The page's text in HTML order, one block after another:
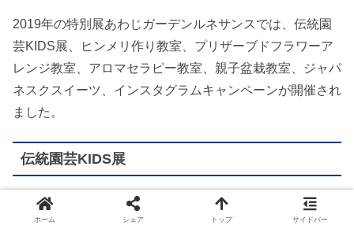
2019年の特別展あわじガーデンルネサンスでは、伝統園
芸KIDS展、ヒンメリ作り教室、プリザーブドフラワーア
レンジ教室、アロマセラピー教室、親子盆栽教室、ジャパ
ネスクスイーツ、インスタグラムキャンペーンが開催され
ました。
伝統園芸KIDS展
伝統園芸KIDS展では、２０１９年１０月２６（土）から
ホーム シェア トップ サイドバー